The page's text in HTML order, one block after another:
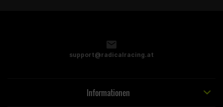
support@radicalracing.at
Informationen